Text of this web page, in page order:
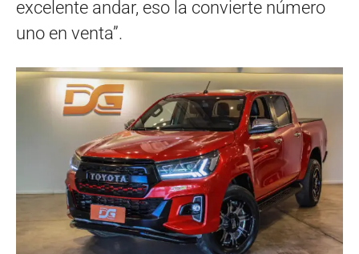
excelente andar, eso la convierte número
uno en venta”.